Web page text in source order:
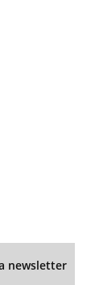
newsletter